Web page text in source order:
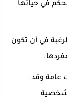
في حياتها
في أن تكون
عامة وقد